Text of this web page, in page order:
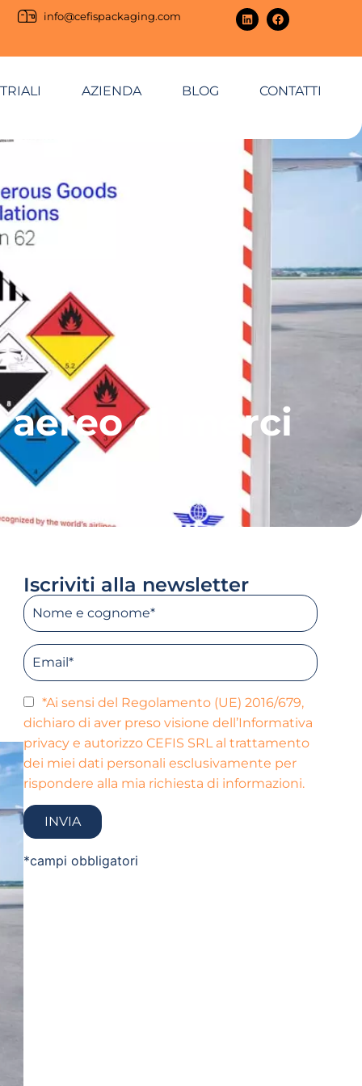
info@cefispackaging.com
AZIENDA BLOG CONTATTI
aereo di merci
Iscriviti alla newsletter
*Ai sensi del Regolamento (UE) 2016/679,
dichiaro di aver preso visione dell’Informativa
privacy e autorizzo CEFIS SRL al trattamento
dei miei dati personali esclusivamente per
rispondere alla mia richiesta di informazioni.
*campi obbligatori